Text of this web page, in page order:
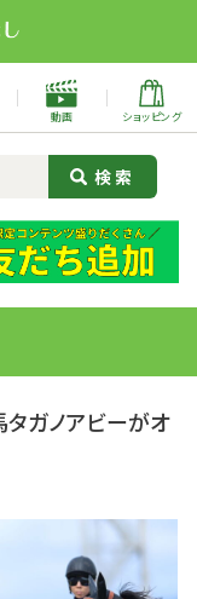
動画 ショッピング
タガノアビーがオ